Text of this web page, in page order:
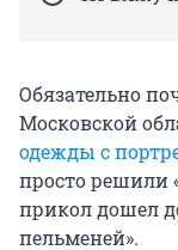
Обязательно
Московской
одежды с
просто решили
прикол дошел
пельменей».